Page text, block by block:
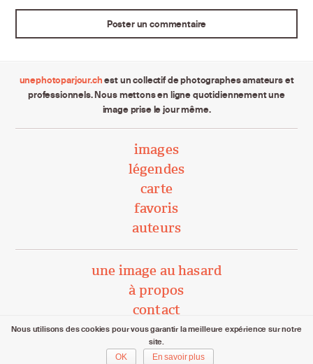
unephotoparjour.chest un collectif de photographes amateurs et
professionnels. Nous mettons en ligne quotidiennement une
image prise le jour même.
images
légendes
carte
favoris
auteurs
une image au hasard
à propos
contact
unephotoparjour.ch/ 2015 – 2026
Tous droits réservés aux auteurs respectifs.
Nous utilisons des cookies pour vous garantir la meilleure expérience sur notre
site.
OK
En savoir plus